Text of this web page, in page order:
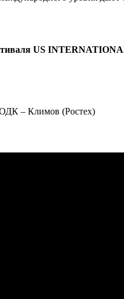
US
– Климов (Ростех)